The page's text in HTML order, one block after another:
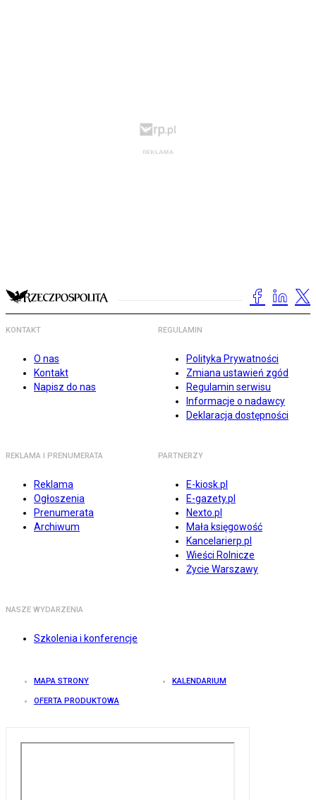
KONTAKT
O nas
Kontakt
Napisz do nas
REGULAMIN
Polityka Prywatności
Zmiana ustawień zgód
Regulamin serwisu
Informacje o nadawcy
Deklaracja dostępności
REKLAMA I PRENUMERATA
Reklama
Ogłoszenia
Prenumerata
Archiwum
PARTNERZY
E-kiosk.pl
E-gazety.pl
Nexto.pl
Mała księgowość
Kancelarierp.pl
Wieści Rolnicze
Życie Warszawy
NASZE WYDARZENIA
Szkolenia i konferencje
MAPA STRONY KALENDARIUM
OFERTA PRODUKTOWA